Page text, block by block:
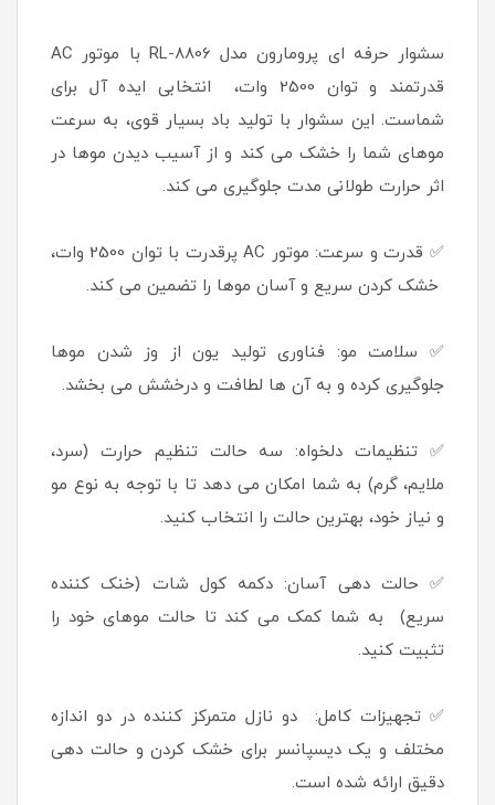
سشوار حرفه ای پرومارون مدل RL-8806 با موتور AC
قدرتمند و توان 2500 وات، انتخابی ایده آل برای
شماست. این سشوار با تولید باد بسیار قوی، به سرعت
موهای شما را خشک می کند و از آسیب دیدن موها در
اثر حرارت طولانی مدت جلوگیری می کند.
✅ قدرت و سرعت: موتور AC پرقدرت با توان 2500 وات،
خشک کردن سریع و آسان موها را تضمین می کند.
✅ سلامت مو: فناوری تولید یون از وز شدن موها
جلوگیری کرده و به آن ها لطافت و درخشش می بخشد.
✅ تنظیمات دلخواه: سه حالت تنظیم حرارت (سرد،
ملایم، گرم) به شما امکان می دهد تا با توجه به نوع مو
و نیاز خود، بهترین حالت را انتخاب کنید.
✅ حالت دهی آسان: دکمه کول شات (خنک کننده
سریع) به شما کمک می کند تا حالت موهای خود را
تثبیت کنید.
✅ تجهیزات کامل: دو نازل متمرکز کننده در دو اندازه
مختلف و یک دیسپانسر برای خشک کردن و حالت دهی
دقیق ارائه شده است.